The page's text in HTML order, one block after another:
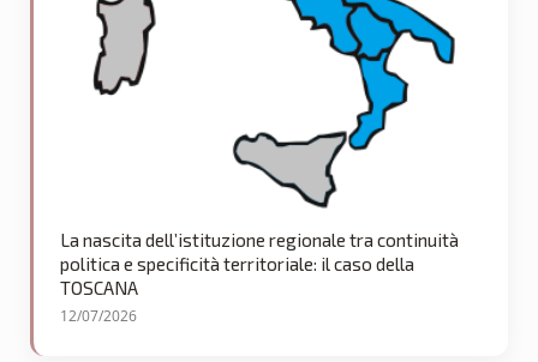
La nascita dell’istituzione regionale tra continuità
politica e specificità territoriale: il caso della
TOSCANA
12/07/2026